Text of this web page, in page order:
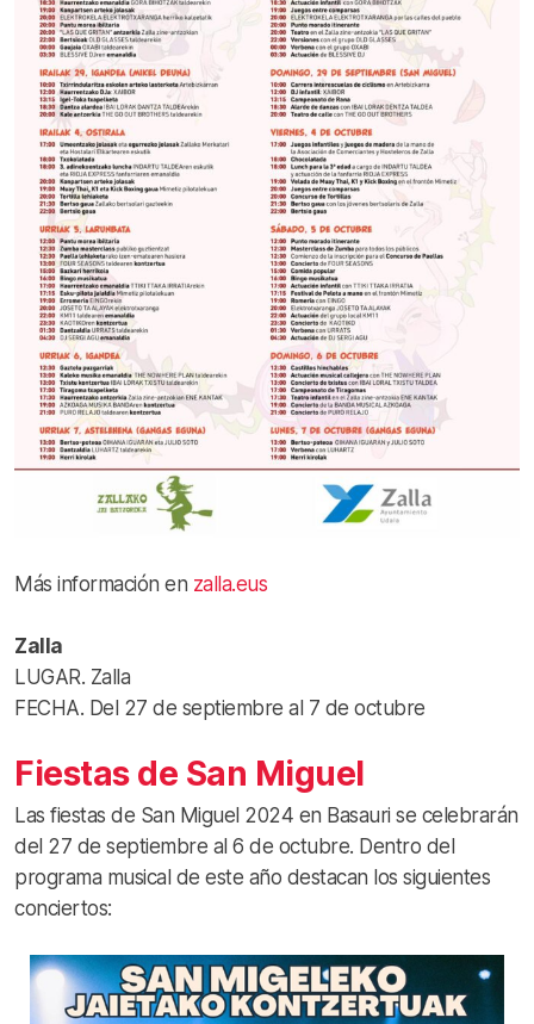
Más información en zalla.eus
Zalla
LUGAR. Zalla
FECHA. Del 27 de septiembre al 7 de octubre
Fiestas de San Miguel
Las fiestas de San Miguel 2024 en Basauri se celebrarán
del 27 de septiembre al 6 de octubre. Dentro del
programa musical de este año destacan los siguientes
conciertos: